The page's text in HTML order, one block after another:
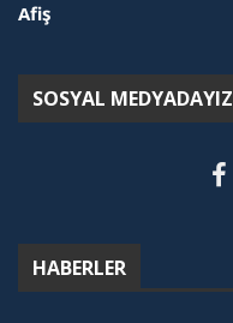
Afiş
SOSYAL MEDYADAYIZ
HABERLER